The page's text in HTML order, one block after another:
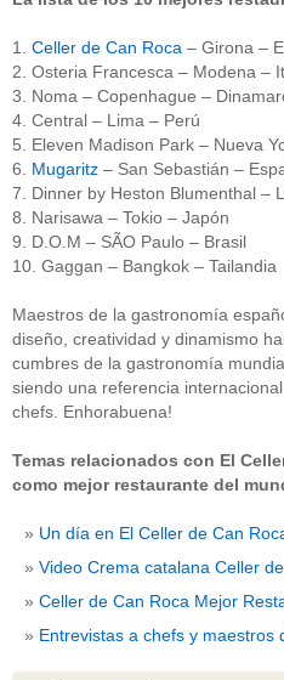
1. Celler de Can Roca – Girona –
2. Osteria Francesca – Modena –
3. Noma – Copenhague –
4. Central – Lima – Perú
5. Eleven Madison Park – Nueva
6. Mugaritz – San Sebastián –
7. Dinner by Heston Blumenthal –
8. Narisawa – Tokio – Japón
9. D.O.M – SÃO Paulo – Brasil
10. Gaggan – Bangkok – Tailandia
Maestros de la gastronomía
diseño, creatividad y dinamismo
cumbres de la gastronomía
siendo una referencia
chefs. Enhorabuena!
Temas relacionados con El
como mejor restaurante del
Un día en El Celler de Can
Video Crema catalana Celler
Celler de Can Roca Mejor
Entrevistas a chefs y maestros